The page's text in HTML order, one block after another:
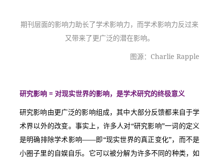
期刊层面的影响力助长了学术影响力，而学术影响力反过来
又带来了更广泛的潜在影响。
图源：Charlie Rapple
研究影响 = 对现实世界的影响，是学术研究的终极意义
研究影响由更广泛的影响组成，其中大部分反馈都来自于学
术界以外的改变。事实上，许多人对“研究影响”一词的定义
是明确排除学术影响——即“现实世界的真正变化”，而不是
小圈子里的自娱自乐。它可以被分解为许多不同的种类，如